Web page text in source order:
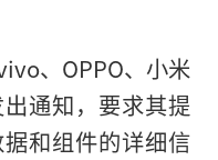
、OPPO、小米
通知，要求其提
和组件的详细信